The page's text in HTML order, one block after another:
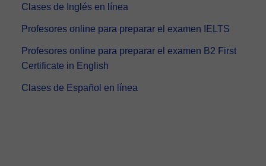
Clases de Inglés en línea
Profesores online para preparar el examen IELTS
Profesores online para preparar el examen B2 First
Certificate in English
Clases de Español en línea